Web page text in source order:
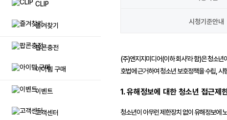
CLIP
즐겨찾기
팝콘충전
아이템 구매
이벤트
고객센터
매니저 추가
메가폰
방송 민원
시청기준안내
(주)엔지지미디어(이하 회사'라 함)은 청소년
호법에 근거하여 청소년 보호정책을 수립, 시
1. 유해정보에 대한 청소년 접근제
청소년이 아무런 제한장치 없이 유해정보에